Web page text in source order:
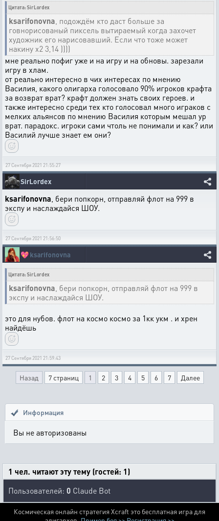
Цитата: SirLordex
ksarifonovna , подождём кто даст больше за
говнорисованый пиксель вытираемый когда захочет
художник его нарисовавший. Если что тоже может
накину х2 3,14 ))))
мне реально пофиг уже и на игру и на обновы. зарезали
игру в хлам.
от реально интересно в чих интересах по мнению
Василия, какого олигарха голосовало 90% игроков крафта
за возврат врат? крафт должен знать своих героев. и
также интересно среди тех кто голосовал много играков с
мелких альянсов по мнению Василия которым мешал ур
врат. парадокс. игроки сами чтоль не понимали и как? или
Василий лучше знает ем они?
27 Сентября 2021 21:55:27
SirLordex
ksarifonovna , бери попкорн, отправляй флот на 999 в
экспу и наслаждайся ШОУ.
27 Сентября 2021 21:56:50
💖ksarifonovna
Цитата: SirLordex
ksarifonovna , бери попкорн, отправляй флот на 999 в
экспу и наслаждайся ШОУ.
это для нубов. флот на космо космо за 1кк укм . и хрен
найдёшь
27 Сентября 2021 21:59:43
Назад 7 страниц 1 2 3 4 5 6 7 Далее
Информация
Вы не авторизованы
1 чел. читают эту тему (гостей: 1)
Пользователей: 0 Claude Bot
Космическая онлайн стратегия Xcraft это бесплатная игра для